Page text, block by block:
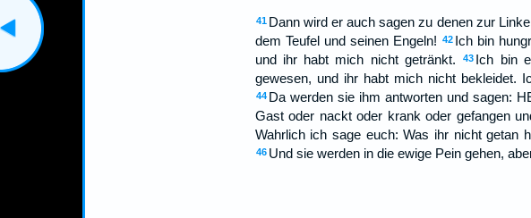
41 Dann wird er auch sagen zu denen zur
dem Teufel und seinen Engeln! 42 Ich bin
und ihr habt mich nicht getränkt.
43 Ich bin
gewesen, und ihr habt mich nicht bekleidet.
44 Da werden sie ihm antworten und sagen:
Gast oder nackt oder krank oder gefangen
Wahrlich ich sage euch: Was ihr nicht getan
46 Und sie werden in die ewige Pein gehen,